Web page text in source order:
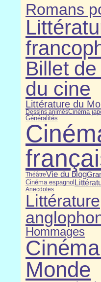
Romans
Billet
du cine
Littérature du
Dessins animésCinéma
Généralités
ThéâtreVie du blog
Cinéma espagnol
Anecdotes
Littérature
Hommages
Monde